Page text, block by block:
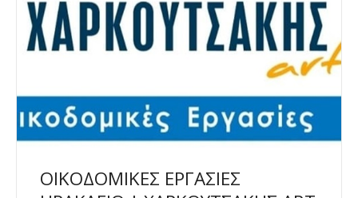
ΟΙΚΟΔΟΜΙΚΕΣ ΕΡΓΑΣΙΕΣ